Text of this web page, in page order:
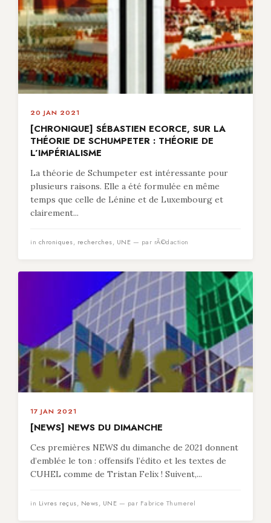
20 JAN 2021
[CHRONIQUE] SÉBASTIEN ECORCE, SUR LA
THÉORIE DE SCHUMPETER : THÉORIE DE
L’IMPÉRIALISME
La théorie de Schumpeter est intéressante pour
plusieurs raisons. Elle a été formulée en même
temps que celle de Lénine et de Luxembourg et
clairement...
in chroniques, recherches, UNE — par rÃ©daction
17 JAN 2021
[NEWS] NEWS DU DIMANCHE
Ces premières NEWS du dimanche de 2021 donnent
d’emblée le ton : offensifs l’édito et les textes de
CUHEL comme de Tristan Felix ! Suivent,...
in Livres reçus, News, UNE — par Fabrice Thumerel